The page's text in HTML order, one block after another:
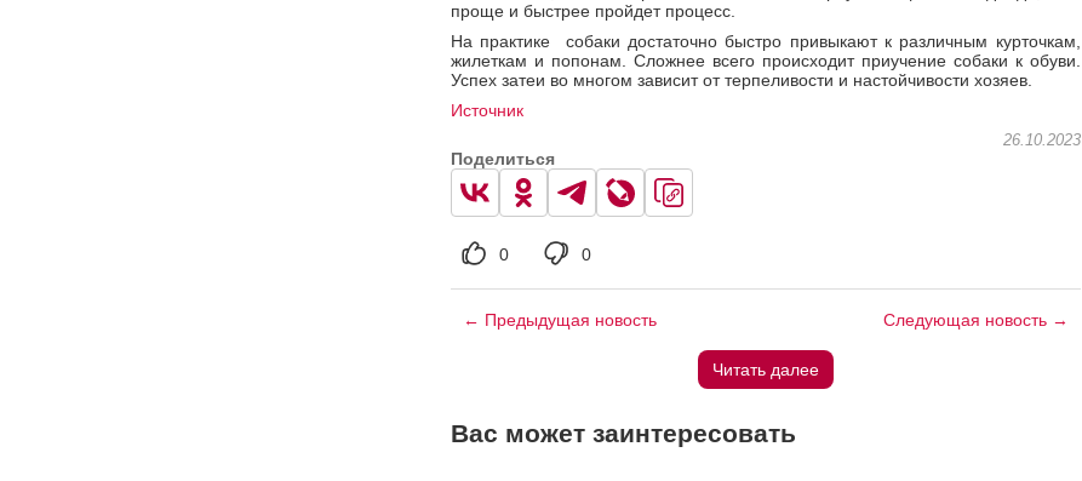
проще и быстрее пройдет процесс.
На практике собаки достаточно быстро привыкают к различным курточкам,
жилеткам и попонам. Сложнее всего происходит приучение собаки к обуви.
Успех затеи во многом зависит от терпеливости и настойчивости хозяев.
Источник
26.10.2023
Поделиться
0 0
← Предыдущая новость Следующая новость →
Читать далее
Вас может заинтересовать